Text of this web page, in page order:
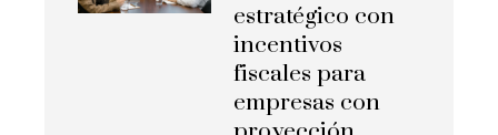
estratégico con
incentivos
fiscales para
empresas con